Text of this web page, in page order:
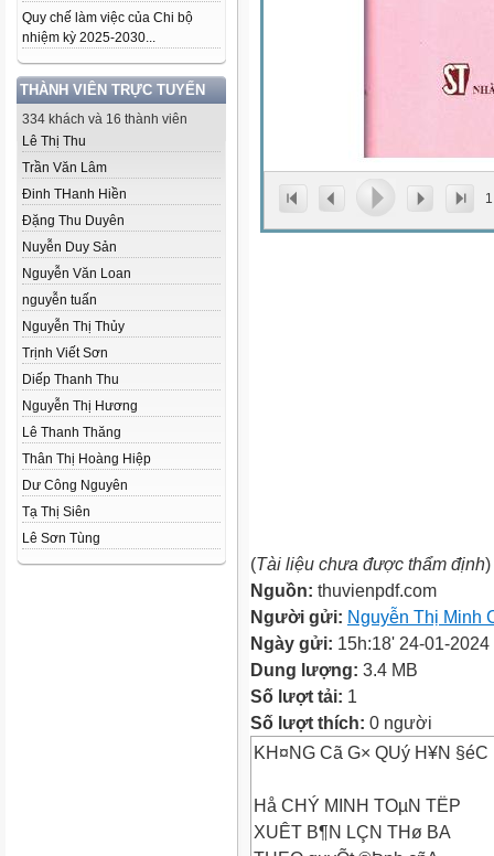
Quy chế làm việc của Chi bộ
nhiệm kỳ 2025-2030...
THÀNH VIÊN TRỰC TUYẾN
334 khách và 16 thành viên
Lê Thị Thu
Trần Văn Lâm
Đinh THanh Hiền
Đặng Thu Duyên
Nuyễn Duy Sản
Nguyễn Văn Loan
nguyễn tuấn
Nguyễn Thị Thủy
Trịnh Viết Sơn
Diếp Thanh Thu
Nguyễn Thị Hương
Lê Thanh Thăng
Thân Thị Hoàng Hiệp
Dư Công Nguyên
Tạ Thị Siên
Lê Sơn Tùng
1
(Tài liệu chưa được thẩm định)
Nguồn: thuvienpdf.com
Người gửi: Nguyễn Thị Minh
Ngày gửi: 15h:18' 24-01-2024
Dung lượng: 3.4 MB
Số lượt tải: 1
Số lượt thích: 0 người
KH¤NG Cã G× QUý H¥N §éC
Hå CHÝ MINH TOµN TËP
XUÊT B¶N LÇN THø BA